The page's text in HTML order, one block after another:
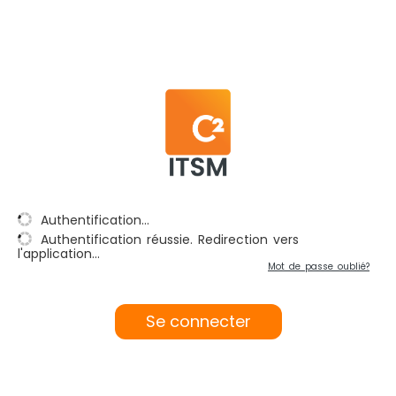
Authentification...
Authentification réussie. Redirection vers
l'application...
Se connecter
Mot de passe oublié?